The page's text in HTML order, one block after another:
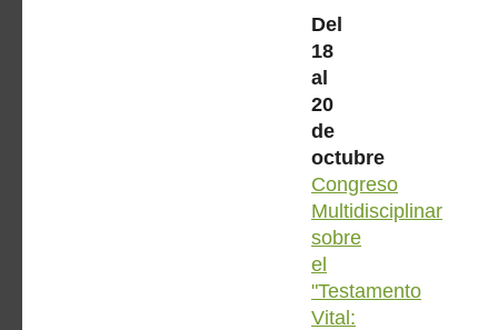
Del
18
al
20
de
octubre
Congreso
Multidisciplinar
sobre
el
"Testamento
Vital: